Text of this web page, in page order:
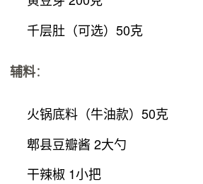
千层肚（可选）50克
辅料：
火锅底料（牛油款）50克
郫县豆瓣酱 2大勺
干辣椒 1小把